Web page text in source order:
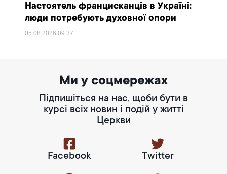
Настоятель францисканців в Україні:
люди потребують духовної опори
05.08.202609:37
Ми у соцмережах
Підпишіться на нас, щоби бути в
курсі всіх новин і подій у житті
Церкви
Facebook Twitter